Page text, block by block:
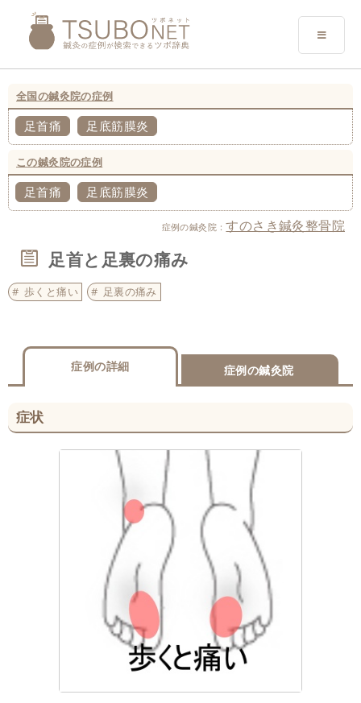
全国の鍼灸院の症例
足首痛 足底筋膜炎
この鍼灸院の症例
足首痛 足底筋膜炎
症例の鍼灸院：すのさき鍼灸整骨院
足首と足裏の痛み
歩くと痛い 足裏の痛み
症例の詳細 症例の鍼灸院
症状